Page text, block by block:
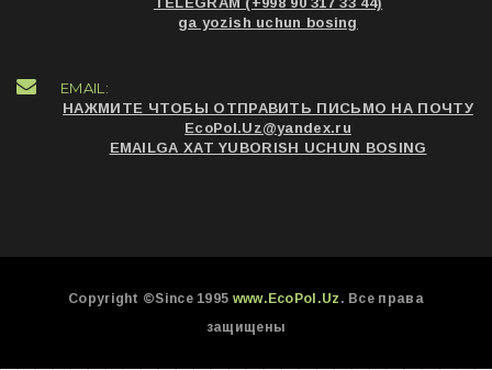
ga yozish uchun bosing
EMAIL:
НАЖМИТЕ ЧТОБЫ ОТПРАВИТЬ ПИСЬМО НА ПОЧТУ
EcoPol.Uz@yandex.ru
EMAILGA XAT YUBORISH UCHUN BOSING
Copyright ©Since 1995 www.EcoPol.Uz . Все права
защищены